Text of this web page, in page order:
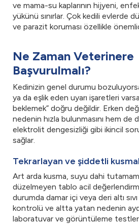
ve mama-su kaplarının hijyeni,
yükünü sınırlar. Çok kedili evlerde
ve parazit koruması özellikle
Ne Zaman Veterinere
Başvurulmalı?
Kedinizin genel durumu
ya da eşlik eden uyarı işaretleri
beklemek” doğru değildir. Erken
nedenin hızla bulunmasını hem de
elektrolit dengesizliği gibi ikincil
sağlar.
Tekrarlayan ve şiddetli
Art arda kusma, suyu dahi
düzelmeyen tablo acil
durumda damar içi veya deri altı
kontrolü ve altta yatan nedenin
laboratuvar ve görüntüleme testleri